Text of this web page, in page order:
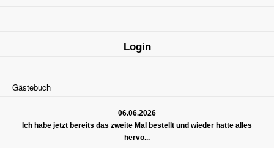
Login
Gästebuch
06.06.2026
Ich habe jetzt bereits das zweite Mal bestellt und wieder hatte alles
hervo...